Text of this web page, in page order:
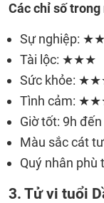
Các chỉ số trong
Sự nghiệp:
Tài lộc: ★★★
Sức khỏe:
Tình cảm:
Giờ tốt: 9h
Màu sắc cát
Quý nhân phù
3. Tử vi tuổi